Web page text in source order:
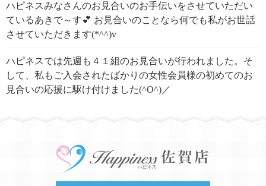
ハピネスみなさんのお見合いのお手伝いをさせていただい
ているあきで～す💕 お見合いのことなら何でも私がお世話
させていただきます(*^^)v
ハピネスでは先週も４１組のお見合いが行われました。そ
して、私もご入会されたばかりの女性会員様の初めてのお
見合いの応援に駆け付けました(^O^)／